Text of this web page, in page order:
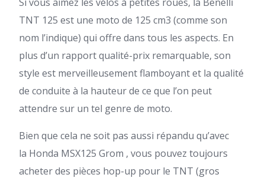
TNT 125 est une moto de 125 cm3 (comme son
nom l’indique) qui offre dans tous les aspects. En
plus d’un rapport qualité-prix remarquable, son
style est merveilleusement flamboyant et la qualité
de conduite à la hauteur de ce que l’on peut
attendre sur un tel genre de moto.
Bien que cela ne soit pas aussi répandu qu’avec
la Honda MSX125 Grom , vous pouvez toujours
acheter des pièces hop-up pour le TNT (gros